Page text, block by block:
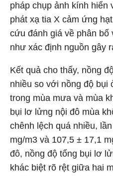
pháp chụp ảnh kính hiển
phát xạ tia X cảm ứng
cứu đánh giá về phân bố
như xác định nguồn gây
Kết quả cho thấy, nồng
nhiều so với nồng độ bụi
trong mùa mưa và mùa
bụi lơ lửng nội đô mùa
chênh lệch quá nhiều,
mg/m3 và 107,5 ± 17,1
đô, nồng độ tổng bụi lơ
khác biệt rõ rệt giữa hai